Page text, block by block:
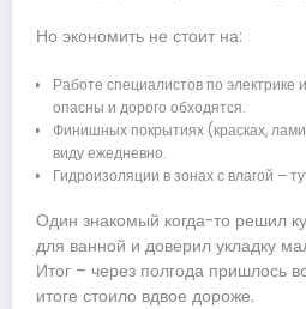
Но экономить не стоит на:
Работе специалистов по электрике
опасны и дорого обходятся.
Финишных покрытиях (красках,
виду ежедневно.
Гидроизоляции в зонах с влагой –
Один знакомый когда-то решил
для ванной и доверил укладку
Итог – через полгода пришлось
итоге стоило вдвое дороже.